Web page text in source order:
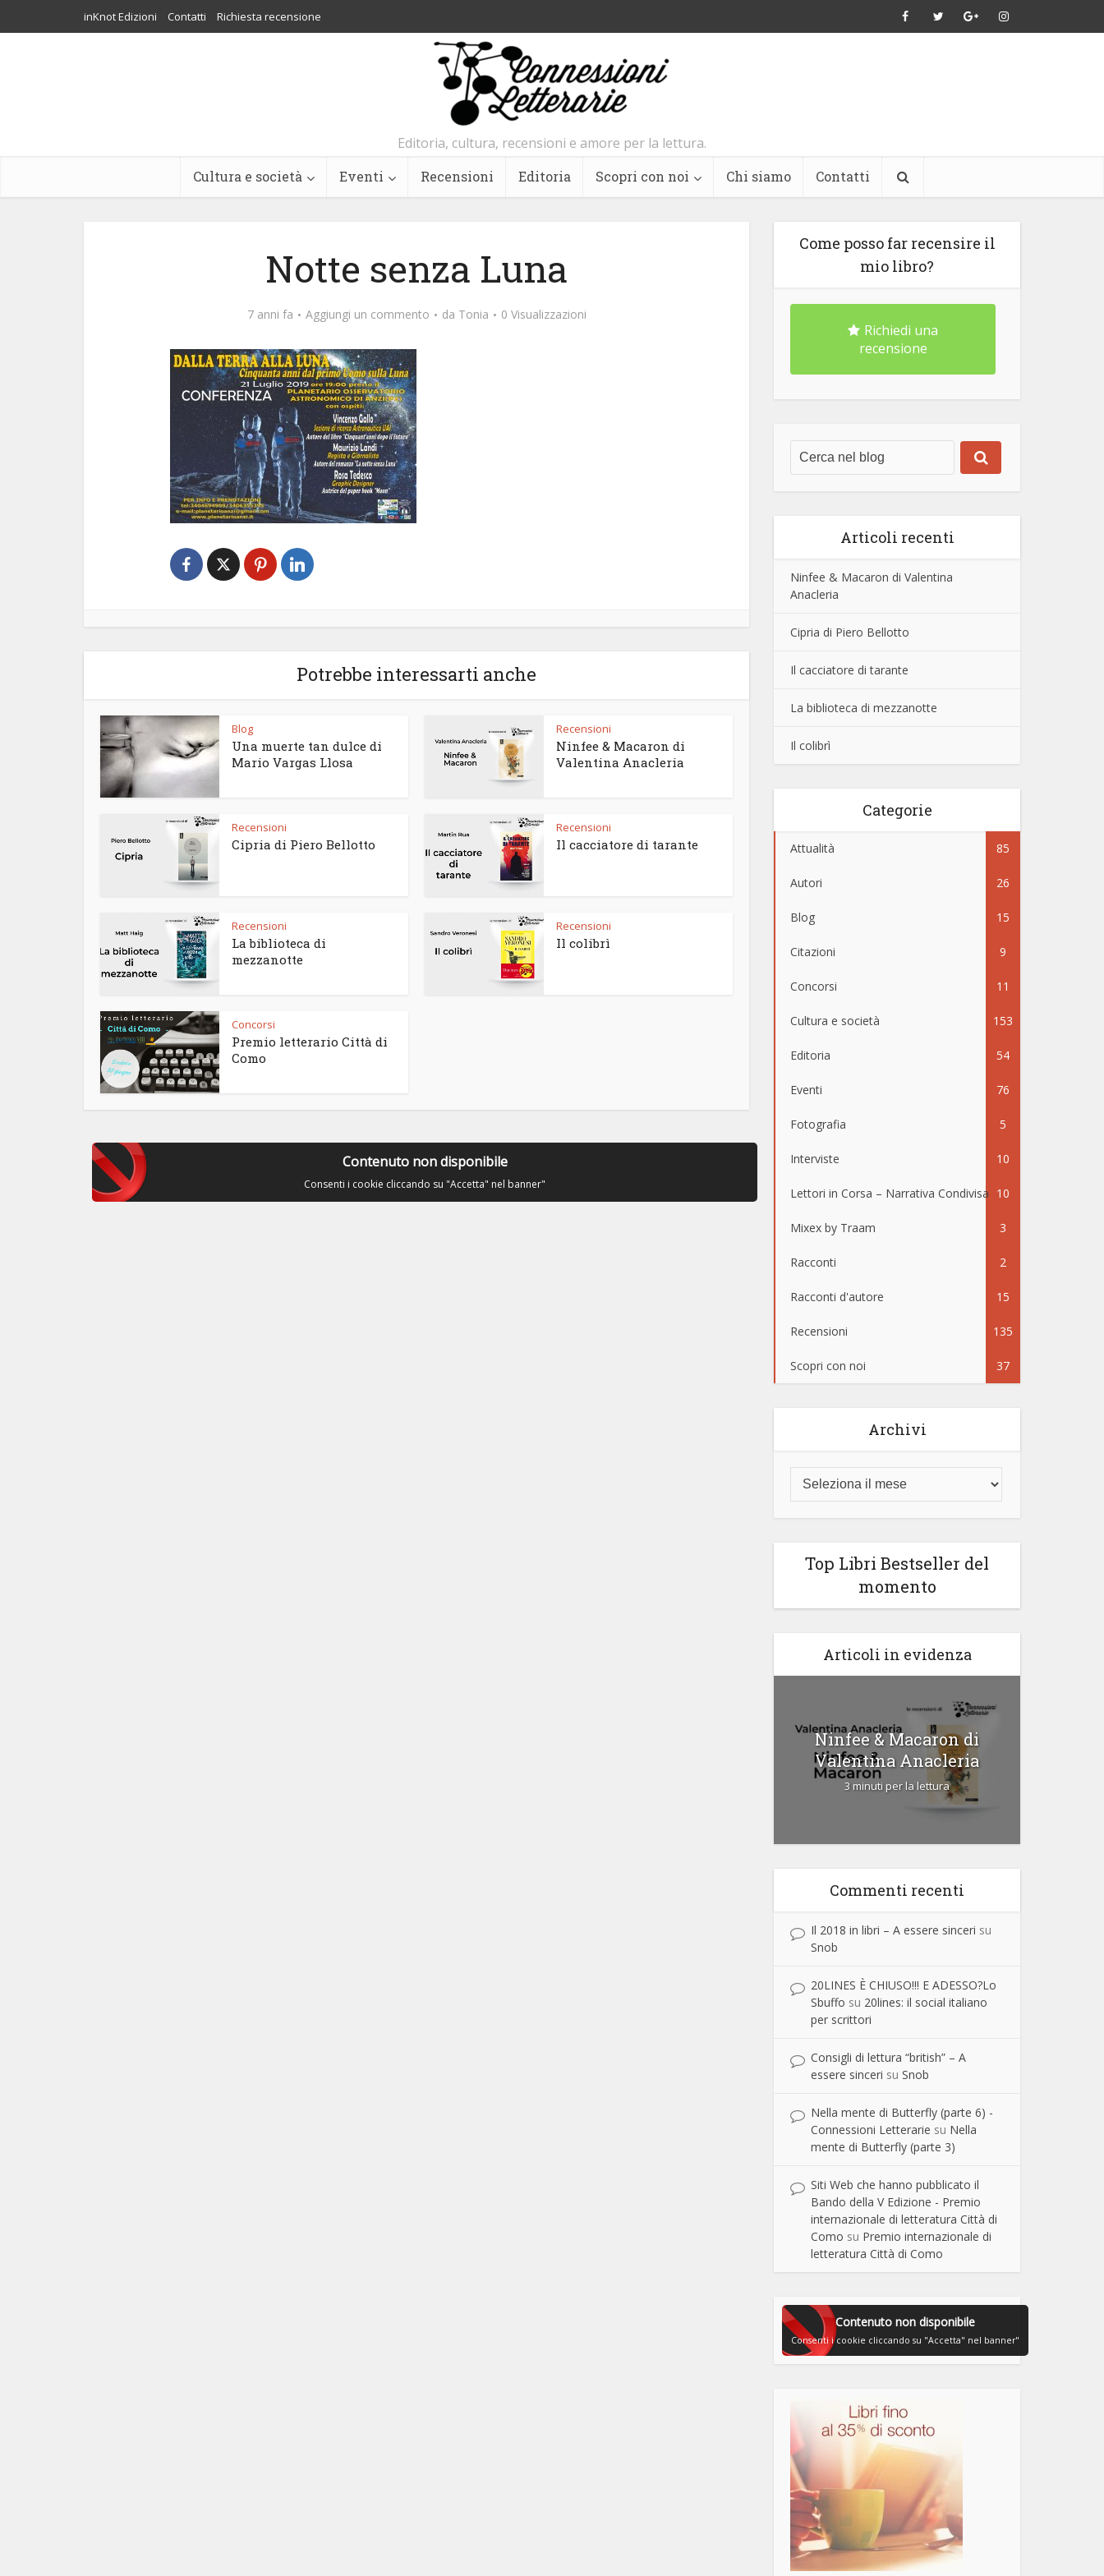
inKnot Edizioni Contatti Richiesta recensione
Editoria, cultura, recensioni e amore per la lettura.
Cultura e società Eventi Recensioni Editoria Scopri con noi Chi siamo Contatti
Notte senza Luna
7 anni fa Aggiungi un commento da Tonia 0 Visualizzazioni
Potrebbe interessarti anche
Blog
Una muerte tan dulce di
Mario Vargas Llosa
Recensioni
Ninfee & Macaron di
Valentina Anacleria
Recensioni
Cipria di Piero Bellotto
Recensioni
Il cacciatore di tarante
Recensioni
La biblioteca di
mezzanotte
Recensioni
Il colibrì
Concorsi
Premio letterario Città di
Como
Contenuto non disponibile
Consenti i cookie cliccando su "Accetta" nel banner"
Come posso far recensire il
mio libro?
Richiedi una
recensione
Articoli recenti
Ninfee & Macaron di Valentina
Anacleria
Cipria di Piero Bellotto
Il cacciatore di tarante
La biblioteca di mezzanotte
Il colibrì
Categorie
Attualità 85
Autori 26
Blog 15
Citazioni 9
Concorsi 11
Cultura e società 153
Editoria 54
Eventi 76
Fotografia 5
Interviste 10
Lettori in Corsa – Narrativa Condivisa 10
Mixex by Traam 3
Racconti 2
Racconti d'autore 15
Recensioni 135
Scopri con noi 37
Archivi
Top Libri Bestseller del
momento
Articoli in evidenza
Ninfee & Macaron di
Valentina Anacleria
3 minuti per la lettura
Commenti recenti
Il 2018 in libri – A essere sinceri su
Snob
20LINES È CHIUSO!!! E ADESSO?Lo
Sbuffo su 20lines: il social italiano
per scrittori
Consigli di lettura “british” – A
essere sinceri su Snob
Nella mente di Butterfly (parte 6) -
Connessioni Letterarie su Nella
mente di Butterfly (parte 3)
Siti Web che hanno pubblicato il
Bando della V Edizione - Premio
internazionale di letteratura Città di
Como su Premio internazionale di
letteratura Città di Como
Contenuto non disponibile
Consenti i cookie cliccando su "Accetta" nel banner"